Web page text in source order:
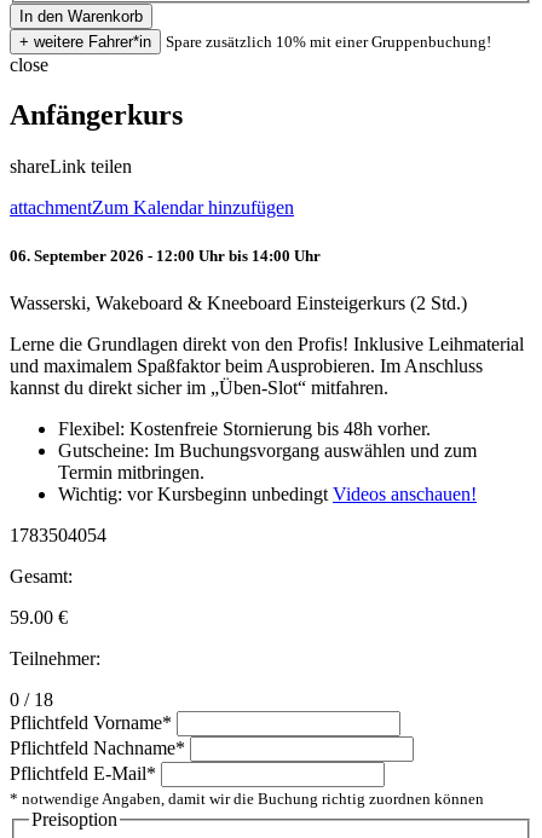
Spare zusätzlich 10% mit einer Gruppenbuchung!
close
Anfängerkurs
shareLink teilen
attachmentZum Kalendar hinzufügen
06. September 2026 - 12:00 Uhr bis 14:00 Uhr
Wasserski, Wakeboard & Kneeboard Einsteigerkurs (2 Std.)
Lerne die Grundlagen direkt von den Profis! Inklusive Leihmaterial
und maximalem Spaßfaktor beim Ausprobieren. Im Anschluss
kannst du direkt sicher im „Üben-Slot“ mitfahren.
Flexibel: Kostenfreie Stornierung bis 48h vorher.
Gutscheine: Im Buchungsvorgang auswählen und zum
Termin mitbringen.
Wichtig: vor Kursbeginn unbedingt Videos anschauen!
1783504054
Gesamt:
59.00 €
Teilnehmer:
0 / 18
Pflichtfeld Vorname*
Pflichtfeld Nachname*
Pflichtfeld E-Mail*
* notwendige Angaben, damit wir die Buchung richtig zuordnen können
Preisoption